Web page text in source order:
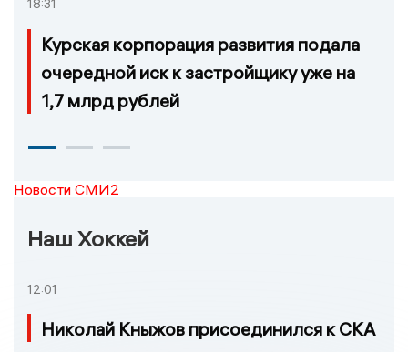
18:31
Курская корпорация развития подала
очередной иск к застройщику уже на
1,7 млрд рублей
Новости СМИ2
Наш Хоккей
12:01
Николай Кныжов присоединился к СКА